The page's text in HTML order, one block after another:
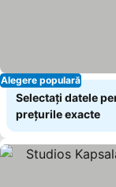
Alegere populară
Selectați datele
prețurile exacte